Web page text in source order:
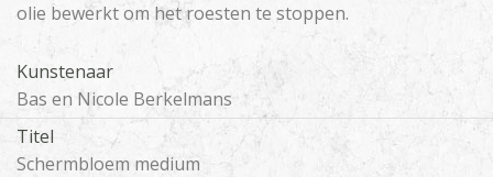
olie bewerkt om het roesten te stoppen.
Kunstenaar
Bas en Nicole Berkelmans
Titel
Schermbloem medium